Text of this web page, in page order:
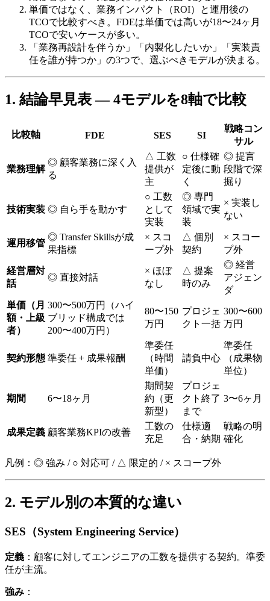
単価ではなく、​業務インパクト​（ROI）と​運用後の​
TCOで​比較すべき。​FDEは​単価では​高いが​18〜24ヶ月
TCOで​安い​ケースが​多い。
「業務再設計を​伴うか」​「内製化したいか」​「実装責
任を​誰が​持つか」の​3つで、​選ぶべきモデルが​決まる。
1. 結論​​早見表 — 4モデルを​​8軸で​​比較
比較軸 FDE SES SI
戦略コン
サル
業務理解
◎ 顧客業務に​深く​入
る
△ 工数
提供が​
主
○ 仕様確
定後に​動
く
◎ 提言
段階で​深
掘り
技術実装 ◎ 自ら手を​動かす
○ 工数
と​して​
実装
◎ 専門
領域で​実
装
× 実装し
ない
運用移管
◎ Transfer Skillsが​成
果指標
× スコ
ープ外
△ 個別
契約
× スコー
プ外
経営層対
話
◎ 直接対話
× ほぼ
なし
△ 提案
時のみ
◎ 経営
アジェン
ダ
単価（月
額・上級
者）
300〜500万円​（ハイ
ブリッド構成では​
200〜400万円）
80〜150
万円
プロジェ
クト一括
300〜600
万円
契約形態 準委任 + 成果報酬
準委任​
（時間
単価）
請負中心
準委任​
（成果物
単位）
期間 6〜18ヶ月
期間契
約​（更
新型）
プロジェ
クト終了
まで
3〜6ヶ月
成果定義 顧客業務KPIの​改善
工数の
充足
仕様適
合・納期
戦略の明
確化
凡例：◎ 強み / ○ 対応可 / △ 限定的 / × スコープ外
2. モデル別の​​本質的な​​違い
SES​（System Engineering Service）
定義 ：顧客に​対して​エンジニアの​工数を​提供する​契約。​準委
任が​主流。
強み ：